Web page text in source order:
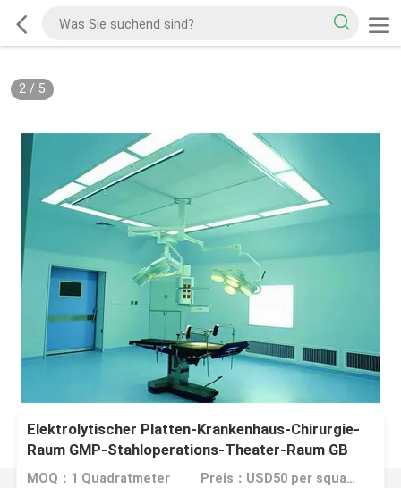
2/ 5
Elektrolytischer Platten-Krankenhaus-Chirurgie-
Raum GMP-Stahloperations-Theater-Raum GB
MOQ：1 Quadratmeter Preis：USD50 per square meter